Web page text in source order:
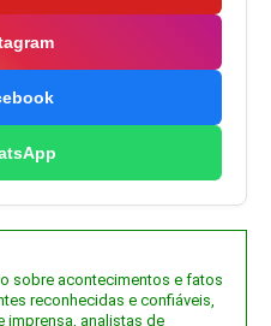
sobre acontecimentos e fatos
reconhecidas e confiáveis,
imprensa, analistas de